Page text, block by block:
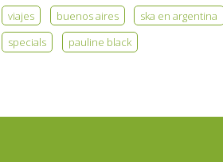
viajes
buenos aires ska en argentina
specials
pauline black